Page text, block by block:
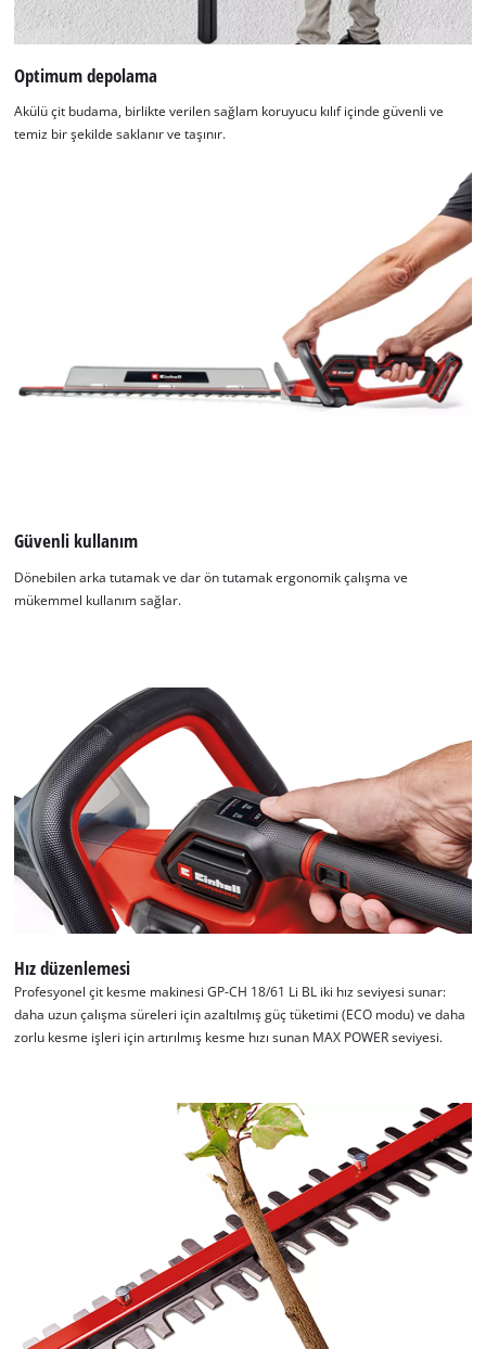
Optimum depolama
Akülü çit budama, birlikte verilen sağlam koruyucu kılıf içinde güvenli ve
temiz bir şekilde saklanır ve taşınır.
Güvenli kullanım
Dönebilen arka tutamak ve dar ön tutamak ergonomik çalışma ve
mükemmel kullanım sağlar.
Hız düzenlemesi
Profesyonel çit kesme makinesi GP-CH 18/61 Li BL iki hız seviyesi sunar:
daha uzun çalışma süreleri için azaltılmış güç tüketimi (ECO modu) ve daha
zorlu kesme işleri için artırılmış kesme hızı sunan MAX POWER seviyesi.